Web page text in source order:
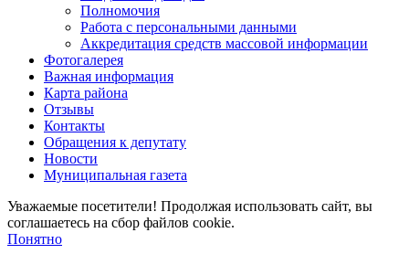
Полномочия
Работа с персональными данными
Аккредитация средств массовой информации
Фотогалерея
Важная информация
Карта района
Отзывы
Контакты
Обращения к депутату
Новости
Муниципальная газета
Уважаемые посетители! Продолжая использовать сайт, вы
соглашаетесь на сбор файлов cookie.
Понятно